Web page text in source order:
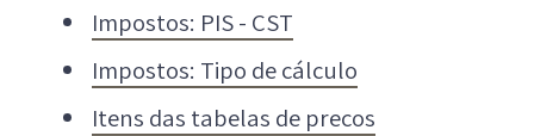
Impostos: PIS - CST
Impostos: Tipo de cálculo
Itens das tabelas de precos